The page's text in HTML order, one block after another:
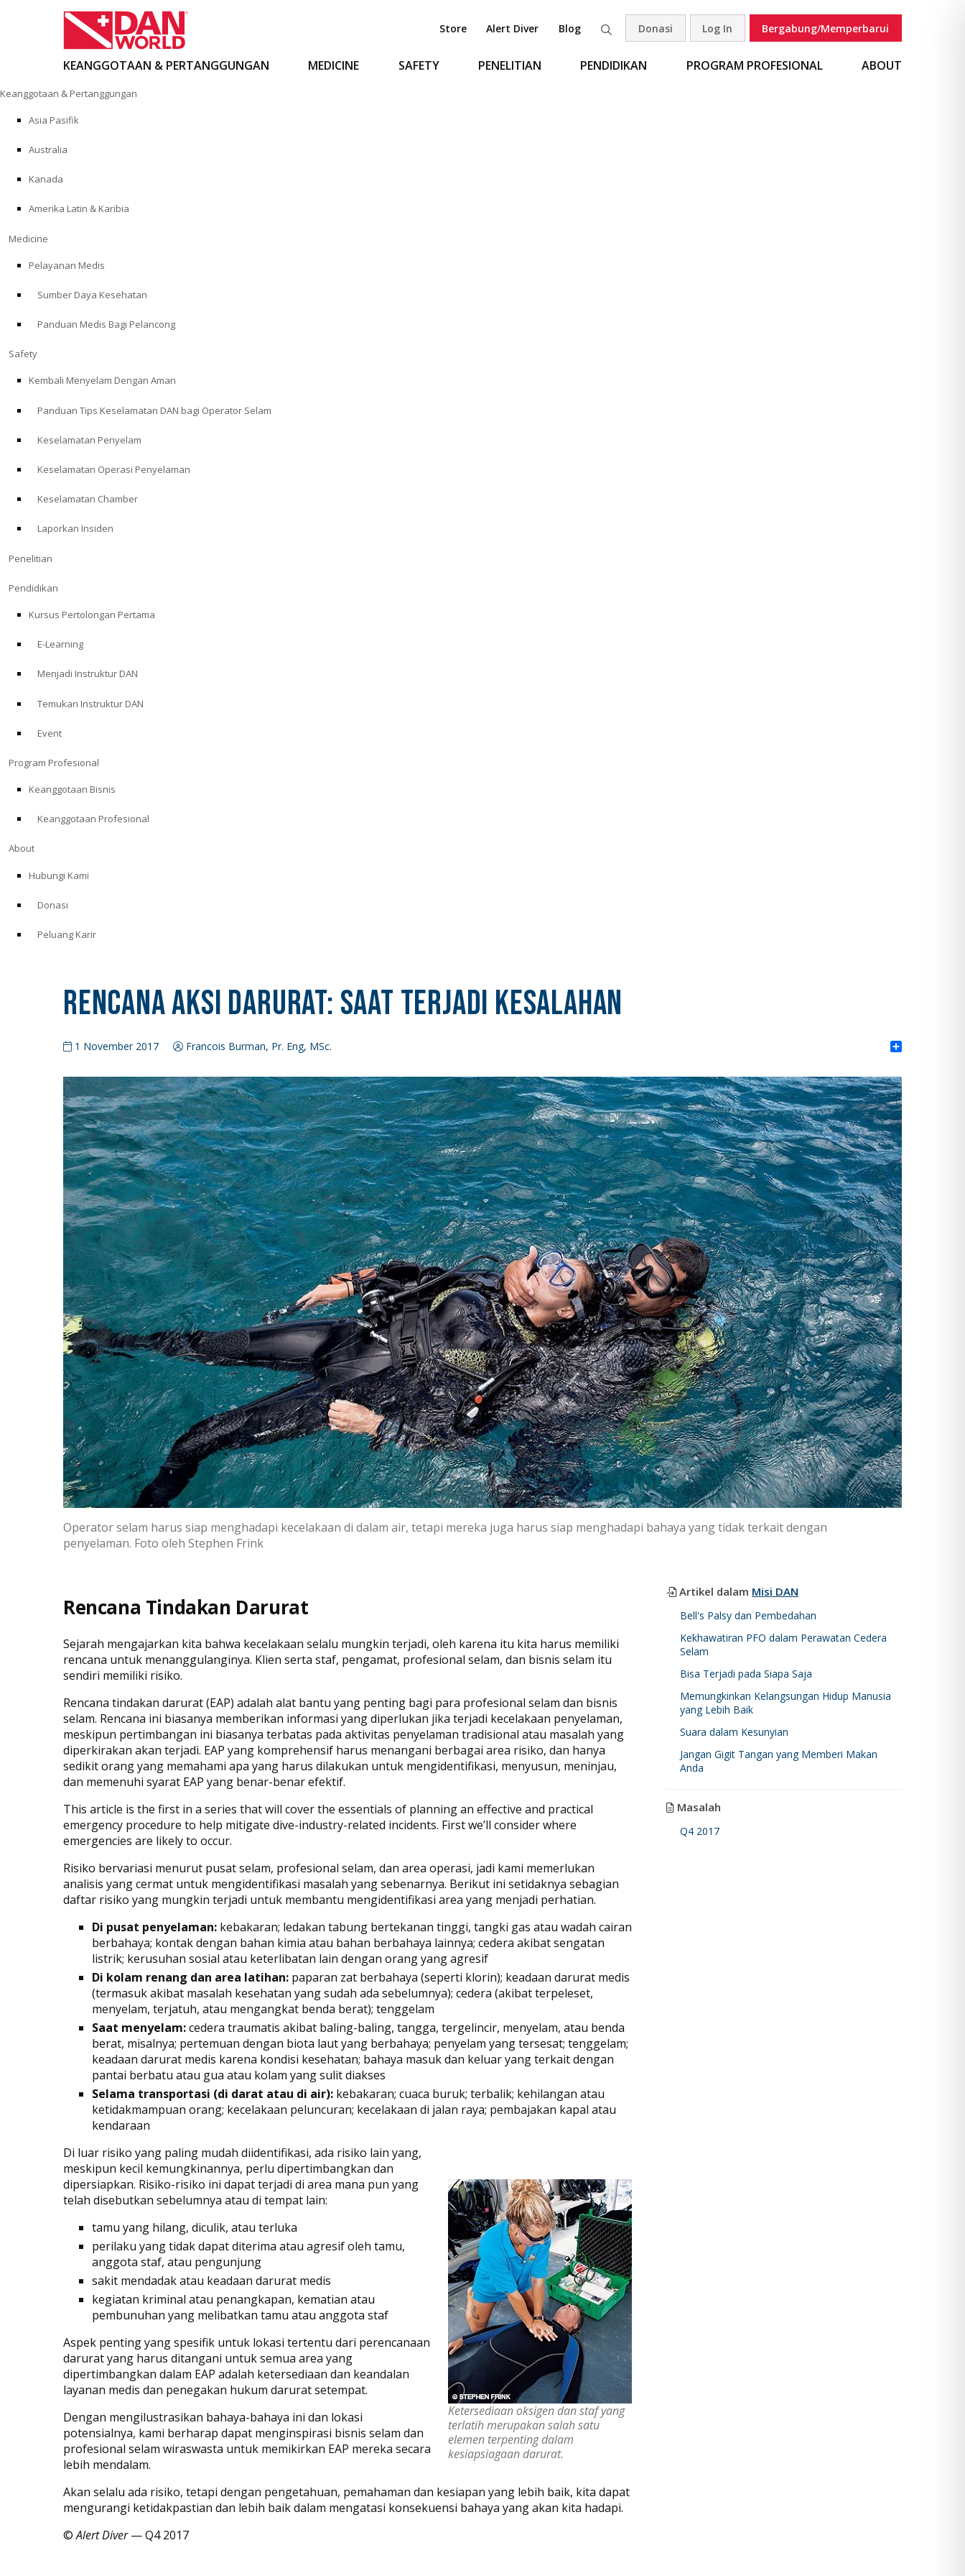
ke
konten
Store Alert Diver Blog Pencarian
Donasi Log In Bergabung/Memperbarui
KEANGGOTAAN & PERTANGGUNGAN MEDICINE SAFETY PENELITIAN PENDIDIKAN PROGRAM PROFESIONAL ABOUT
Keanggotaan & Pertanggungan
Asia Pasifik
Australia
Kanada
Amerika Latin & Karibia
Medicine
Pelayanan Medis
Sumber Daya Kesehatan
Panduan Medis Bagi Pelancong
Safety
Kembali Menyelam Dengan Aman
Panduan Tips Keselamatan DAN bagi Operator Selam
Keselamatan Penyelam
Keselamatan Operasi Penyelaman
Keselamatan Chamber
Laporkan Insiden
Penelitian
Pendidikan
Kursus Pertolongan Pertama
E-Learning
Menjadi Instruktur DAN
Temukan Instruktur DAN
Event
Program Profesional
Keanggotaan Bisnis
Keanggotaan Profesional
About
Hubungi Kami
Donasi
Peluang Karir
Rencana Aksi Darurat: Saat Terjadi Kesalahan
1 November 2017 Francois Burman, Pr. Eng, MSc. Share
Operator selam harus siap menghadapi kecelakaan di dalam air, tetapi mereka juga harus siap menghadapi bahaya yang tidak terkait dengan
penyelaman. Foto oleh Stephen Frink
Rencana Tindakan Darurat
Sejarah mengajarkan kita bahwa kecelakaan selalu mungkin terjadi, oleh karena itu kita harus memiliki
rencana untuk menanggulanginya. Klien serta staf, pengamat, profesional selam, dan bisnis selam itu
sendiri memiliki risiko.
Rencana tindakan darurat (EAP) adalah alat bantu yang penting bagi para profesional selam dan bisnis
selam. Rencana ini biasanya memberikan informasi yang diperlukan jika terjadi kecelakaan penyelaman,
meskipun pertimbangan ini biasanya terbatas pada aktivitas penyelaman tradisional atau masalah yang
diperkirakan akan terjadi. EAP yang komprehensif harus menangani berbagai area risiko, dan hanya
sedikit orang yang memahami apa yang harus dilakukan untuk mengidentifikasi, menyusun, meninjau,
dan memenuhi syarat EAP yang benar-benar efektif.
This article is the first in a series that will cover the essentials of planning an effective and practical
emergency procedure to help mitigate dive-industry-related incidents. First we’ll consider where
emergencies are likely to occur.
Risiko bervariasi menurut pusat selam, profesional selam, dan area operasi, jadi kami memerlukan
analisis yang cermat untuk mengidentifikasi masalah yang sebenarnya. Berikut ini setidaknya sebagian
daftar risiko yang mungkin terjadi untuk membantu mengidentifikasi area yang menjadi perhatian.
Di pusat penyelaman: kebakaran; ledakan tabung bertekanan tinggi, tangki gas atau wadah cairan
berbahaya; kontak dengan bahan kimia atau bahan berbahaya lainnya; cedera akibat sengatan
listrik; kerusuhan sosial atau keterlibatan lain dengan orang yang agresif
Di kolam renang dan area latihan: paparan zat berbahaya (seperti klorin); keadaan darurat medis
(termasuk akibat masalah kesehatan yang sudah ada sebelumnya); cedera (akibat terpeleset,
menyelam, terjatuh, atau mengangkat benda berat); tenggelam
Saat menyelam:cedera traumatis akibat baling-baling, tangga, tergelincir, menyelam, atau benda
berat, misalnya; pertemuan dengan biota laut yang berbahaya; penyelam yang tersesat; tenggelam;
keadaan darurat medis karena kondisi kesehatan; bahaya masuk dan keluar yang terkait dengan
pantai berbatu atau gua atau kolam yang sulit diakses
Selama transportasi (di darat atau di air): kebakaran; cuaca buruk; terbalik; kehilangan atau
ketidakmampuan orang; kecelakaan peluncuran; kecelakaan di jalan raya; pembajakan kapal atau
kendaraan
Ketersediaan oksigen dan staf yang
terlatih merupakan salah satu
elemen terpenting dalam
kesiapsiagaan darurat.
Di luar risiko yang paling mudah diidentifikasi, ada risiko lain yang,
meskipun kecil kemungkinannya, perlu dipertimbangkan dan
dipersiapkan. Risiko-risiko ini dapat terjadi di area mana pun yang
telah disebutkan sebelumnya atau di tempat lain:
tamu yang hilang, diculik, atau terluka
perilaku yang tidak dapat diterima atau agresif oleh tamu,
anggota staf, atau pengunjung
sakit mendadak atau keadaan darurat medis
kegiatan kriminal atau penangkapan, kematian atau
pembunuhan yang melibatkan tamu atau anggota staf
Aspek penting yang spesifik untuk lokasi tertentu dari perencanaan
darurat yang harus ditangani untuk semua area yang
dipertimbangkan dalam EAP adalah ketersediaan dan keandalan
layanan medis dan penegakan hukum darurat setempat.
Dengan mengilustrasikan bahaya-bahaya ini dan lokasi
potensialnya, kami berharap dapat menginspirasi bisnis selam dan
profesional selam wiraswasta untuk memikirkan EAP mereka secara
lebih mendalam.
Akan selalu ada risiko, tetapi dengan pengetahuan, pemahaman dan kesiapan yang lebih baik, kita dapat
mengurangi ketidakpastian dan lebih baik dalam mengatasi konsekuensi bahaya yang akan kita hadapi.
©Alert Diver— Q4 2017
Artikel dalam Misi DAN
Bell's Palsy dan Pembedahan
Kekhawatiran PFO dalam Perawatan Cedera
Selam
Bisa Terjadi pada Siapa Saja
Memungkinkan Kelangsungan Hidup Manusia
yang Lebih Baik
Suara dalam Kesunyian
Jangan Gigit Tangan yang Memberi Makan
Anda
Masalah
Q4 2017